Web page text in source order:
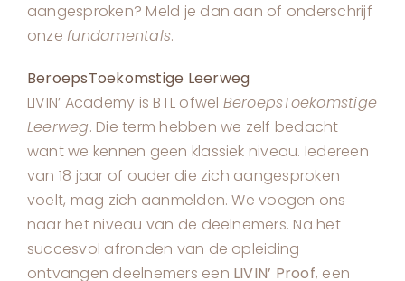
aangesproken? Meld je dan aan of onderschrijf
onze fundamentals.
BeroepsToekomstige Leerweg
LIVIN’ Academy is BTL ofwel BeroepsToekomstige
Leerweg. Die term hebben we zelf bedacht
want we kennen geen klassiek niveau. Iedereen
van 18 jaar of ouder die zich aangesproken
voelt, mag zich aanmelden. We voegen ons
naar het niveau van de deelnemers. Na het
succesvol afronden van de opleiding
ontvangen deelnemers een LIVIN’ Proof, een